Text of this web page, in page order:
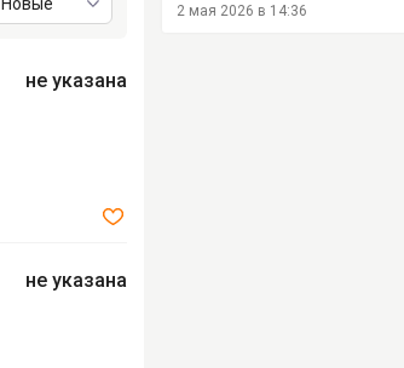
не указана
не указана
2 мая 2026 в 14:36